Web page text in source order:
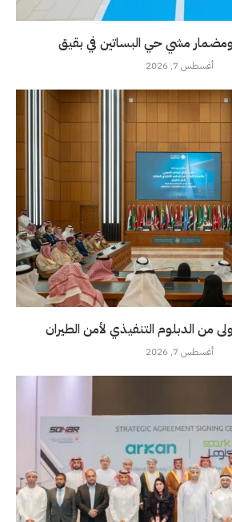
مشي حي البساتين في بقيق
أغسطس 7, 2026
من الدبلوم التنفيذي لأمن الطيران
أغسطس 7, 2026